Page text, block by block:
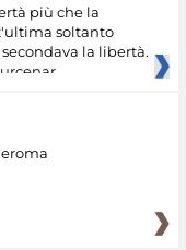
più che la
soltanto
la libertà.